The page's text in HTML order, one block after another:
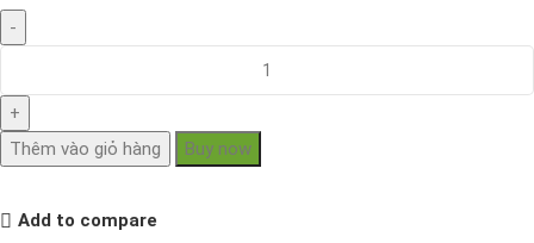
Thêm vào giỏ hàng Buy now
Add to compare